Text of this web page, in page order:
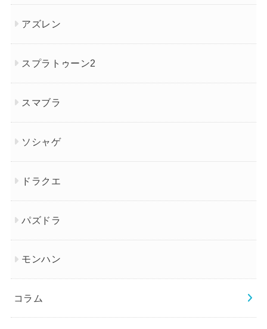
アズレン
スプラトゥーン2
スマブラ
ソシャゲ
ドラクエ
パズドラ
モンハン
コラム